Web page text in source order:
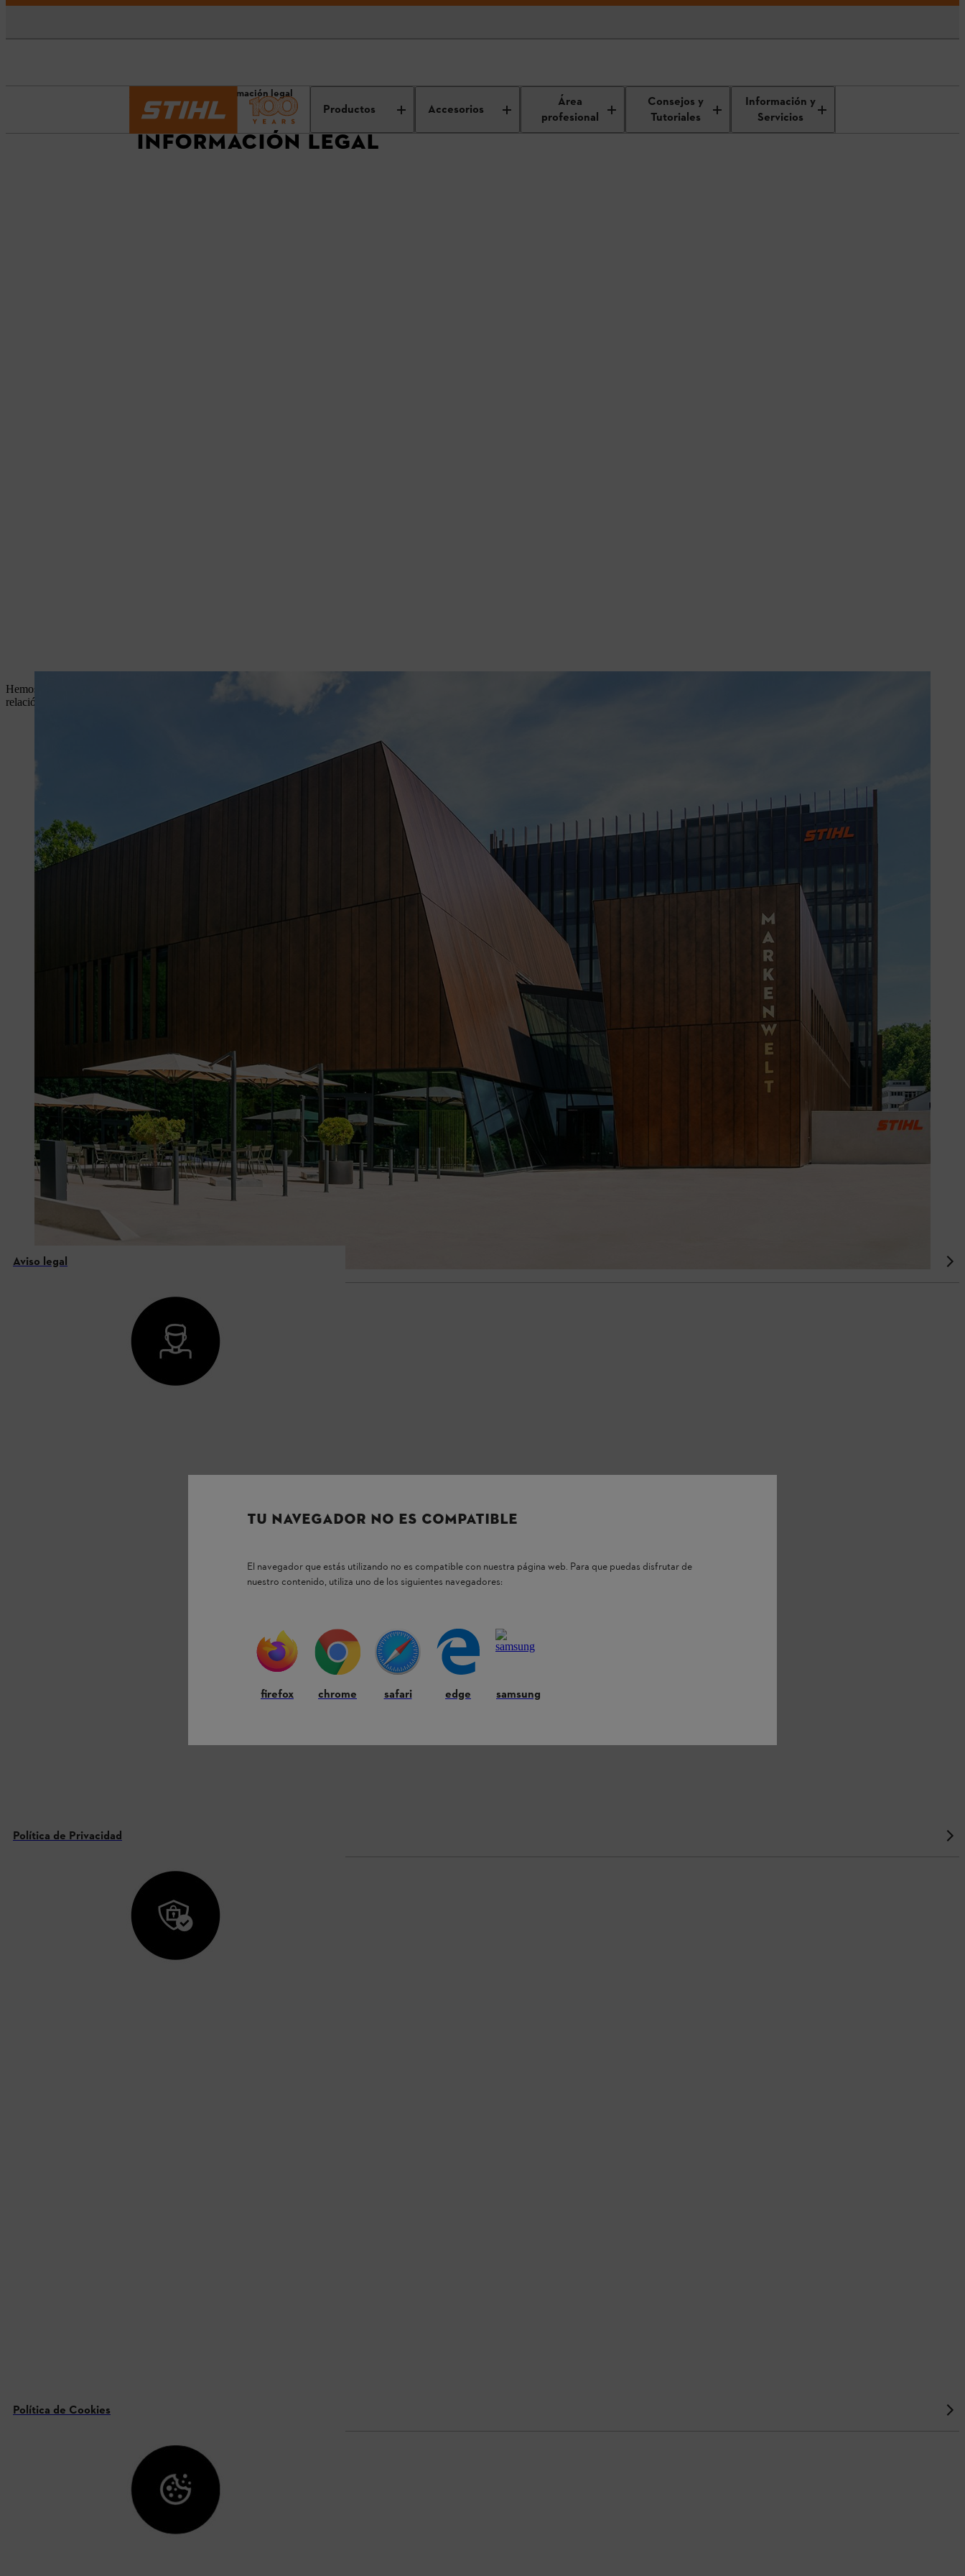
Productos Accesorios
Área
profesional
Consejos y
Tutoriales
Información y
Servicios
Información legal
INFORMACIÓN LEGAL
Hemos recopilado información legal que puede ser relevante para usted al comprar uno de nuestros productos, si está interesado en uno de nuestros productos o, en general, en
relación con STIHL. Si tiene alguna pregunta al respecto, póngase en contacto con nosotros por correo electrónico en
Aviso legal
Política de Privacidad
Política de Cookies
TU NAVEGADOR NO ES COMPATIBLE
El navegador que estás utilizando no es compatible con nuestra página web. Para que puedas disfrutar de
nuestro contenido, utiliza uno de los siguientes navegadores:
firefox chrome safari edge samsung